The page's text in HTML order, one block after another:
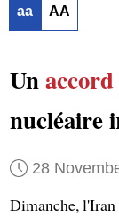
aa AA
Unaccord
nucléaire
28
Dimanche, l'Iran